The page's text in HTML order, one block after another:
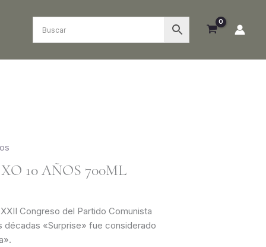
10 AÑOS 700ML
Congreso del Partido Comunista
décadas «Surprise» fue considerado